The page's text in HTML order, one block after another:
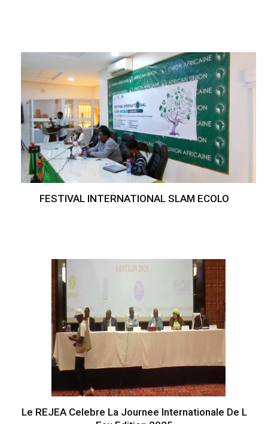
FESTIVAL INTERNATIONAL SLAM ECOLO
Le REJEA Celebre La Journee Internationale De L